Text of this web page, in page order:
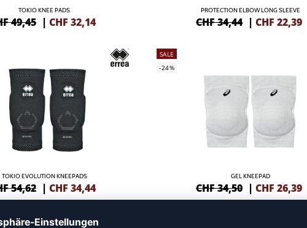
TOKIO KNEE PADS
49,45 | CHF 32,14
PROTECTION ELBOW LONG SLEEVE
CHF 34,44 | CHF 22,39
TOKIO EVOLUTION KNEEPADS
54,62 | CHF 34,44
SALE
-24%
GEL KNEEPAD
CHF 34,50 | CHF 26,39